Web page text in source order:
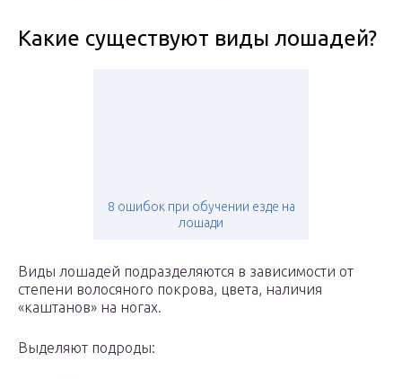
Какие существуют виды лошадей?
8 ошибок при обучении езде на
лошади
Виды лошадей подразделяются в зависимости от
степени волосяного покрова, цвета, наличия
«каштанов» на ногах.
Выделяют подроды: